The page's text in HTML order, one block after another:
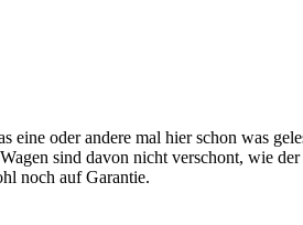
oder andere mal hier schon was
sind davon nicht verschont, wie
noch auf Garantie.